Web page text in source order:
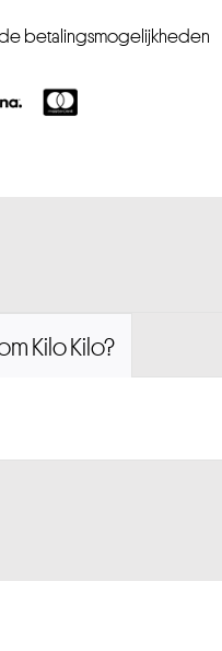
betalingsmogelijkheden
Kilo Kilo?